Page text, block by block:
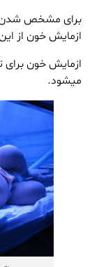
برای مشخص
ازمایش خون از
ازمایش خون برای
میشود.